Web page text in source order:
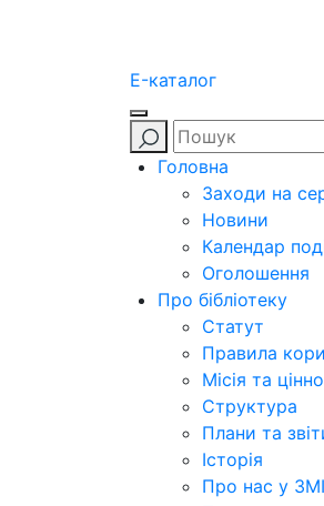
E-каталог
Головна
Заходи на
Новини
Календар
Оголошення
Про бібліотеку
Статут
Правила
Місія та
Структура
Плани та
Історія
Про нас у ЗМІ